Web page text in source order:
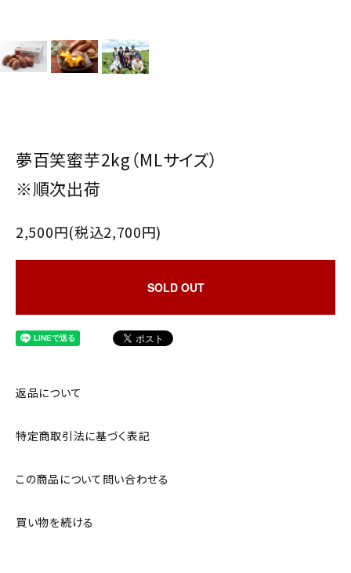
夢百笑蜜芋2kg（MLサイズ）
※順次出荷
2,500円(税込2,700円)
SOLD OUT
返品について
特定商取引法に基づく表記
この商品について問い合わせる
買い物を続ける